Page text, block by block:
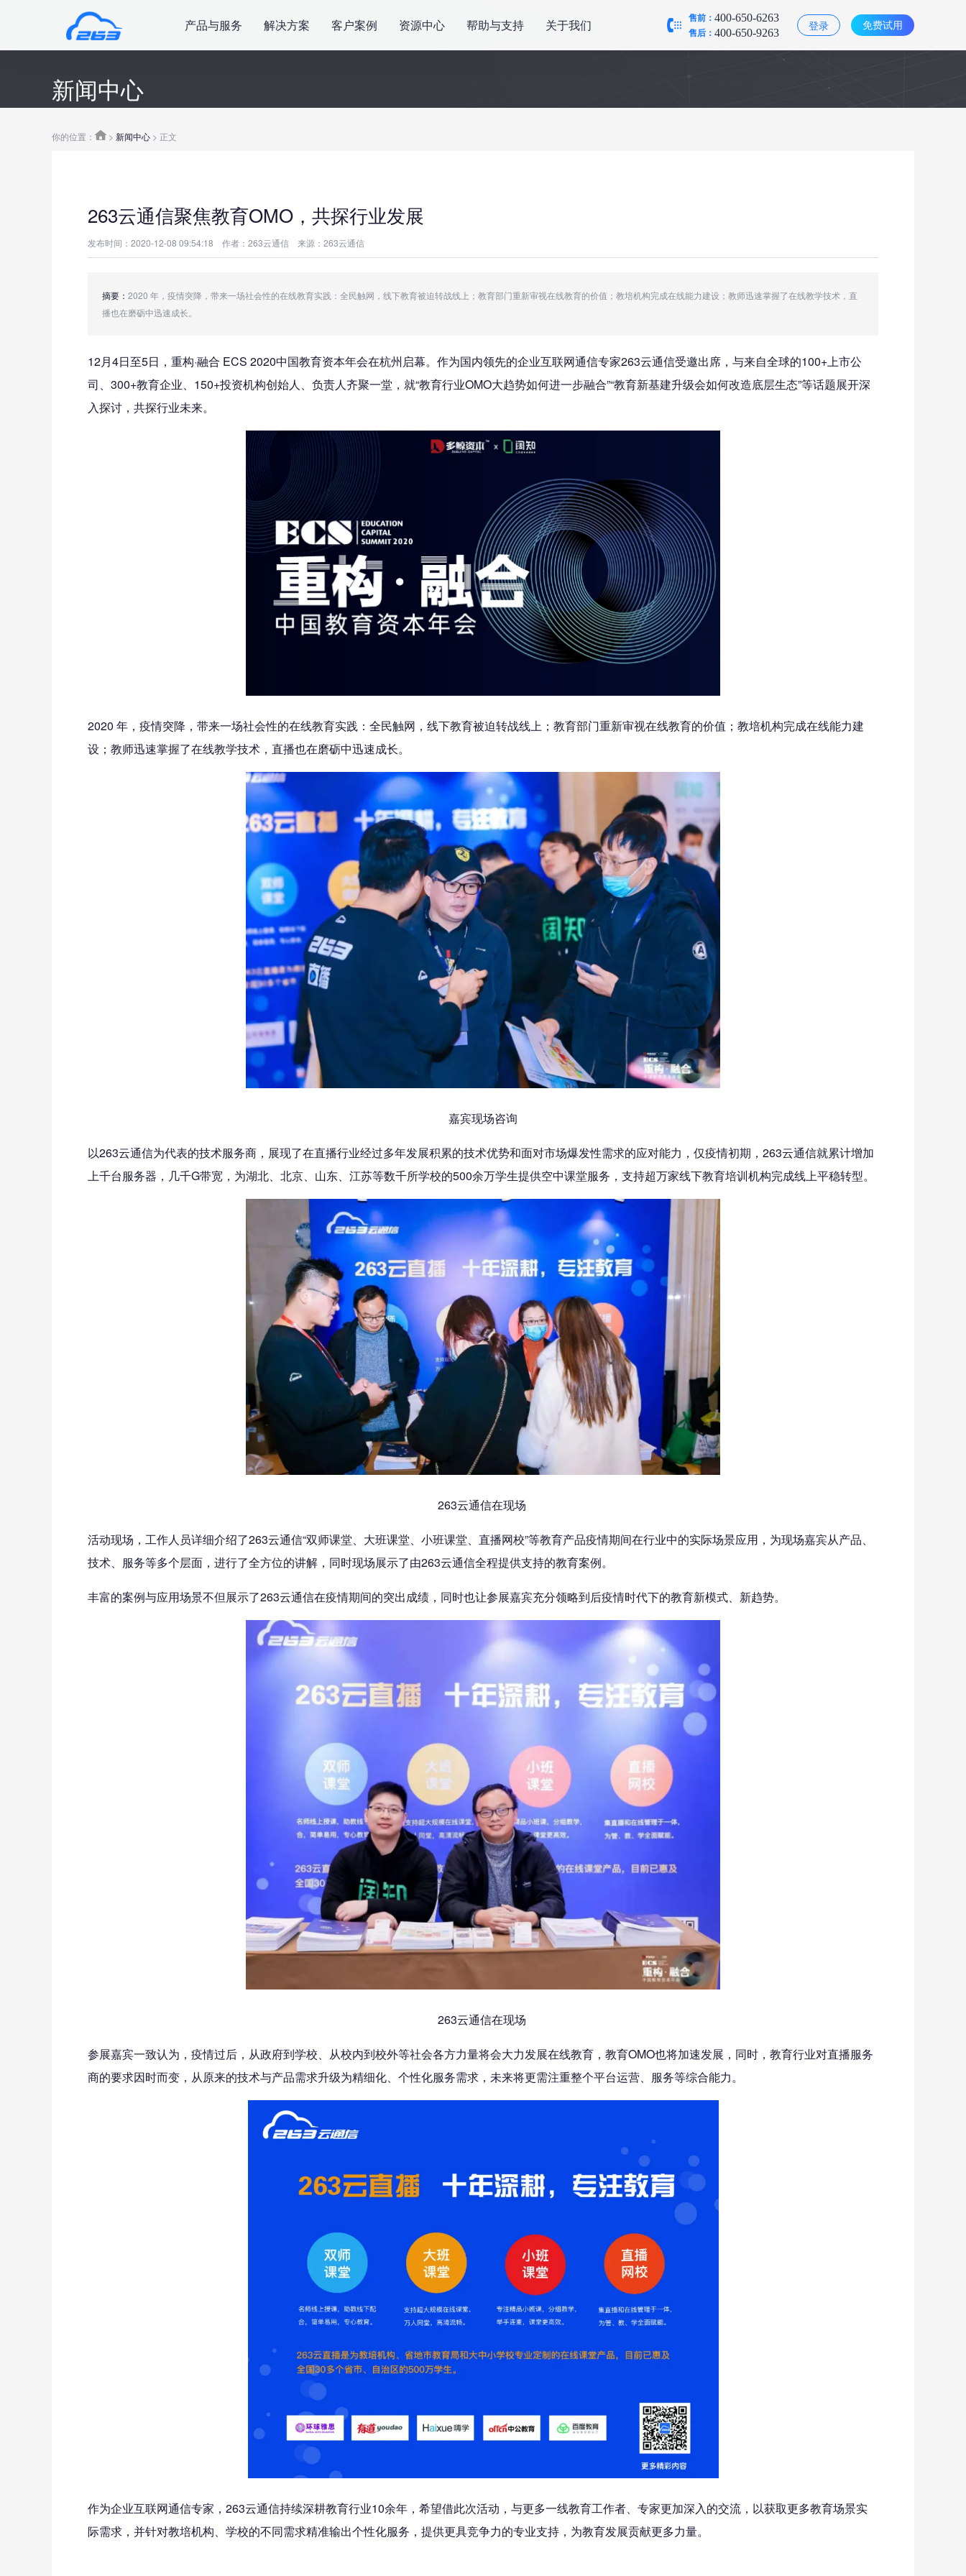
产品与服务 解决方案 客户案例 资源中心 帮助与支持 关于我们 售前： 400-650-6263
售后： 400-650-9263
免费试用
登录
你的位置： >新闻中心 > 正文
新闻中心
263云通信聚焦教育OMO，共探行业发展
发布时间：2020-12-08 09:54:18 作者：263云通信 来源：263云通信
摘要： 2020 年，疫情突降，带来一场社会性的在线教育实践：全民触网，线下教育被迫转战线上；教育部门重新审视在线教育的价值；教培机构完成在线能力建设；教师迅速掌握了在线教学技术，直
播也在磨砺中迅速成长。
12月4日至5日，重构·融合 ECS 2020中国教育资本年会在杭州启幕。作为国内领先的企业互联网通信专家263云通信受邀出席，与来自全球的100+上市公
司、300+教育企业、150+投资机构创始人、负责人齐聚一堂，就“教育行业OMO大趋势如何进一步融合”“教育新基建升级会如何改造底层生态”等话题展开深
入探讨，共探行业未来。
2020 年，疫情突降，带来一场社会性的在线教育实践：全民触网，线下教育被迫转战线上；教育部门重新审视在线教育的价值；教培机构完成在线能力建
设；教师迅速掌握了在线教学技术，直播也在磨砺中迅速成长。
嘉宾现场咨询
以263云通信为代表的技术服务商，展现了在直播行业经过多年发展积累的技术优势和面对市场爆发性需求的应对能力，仅疫情初期，263云通信就累计增加
上千台服务器，几千G带宽，为湖北、北京、山东、江苏等数千所学校的500余万学生提供空中课堂服务，支持超万家线下教育培训机构完成线上平稳转型。
263云通信在现场
活动现场，工作人员详细介绍了263云通信“双师课堂、大班课堂、小班课堂、直播网校”等教育产品疫情期间在行业中的实际场景应用，为现场嘉宾从产品、
技术、服务等多个层面，进行了全方位的讲解，同时现场展示了由263云通信全程提供支持的教育案例。
丰富的案例与应用场景不但展示了263云通信在疫情期间的突出成绩，同时也让参展嘉宾充分领略到后疫情时代下的教育新模式、新趋势。
263云通信在现场
参展嘉宾一致认为，疫情过后，从政府到学校、从校内到校外等社会各方力量将会大力发展在线教育，教育OMO也将加速发展，同时，教育行业对直播服务
商的要求因时而变，从原来的技术与产品需求升级为精细化、个性化服务需求，未来将更需注重整个平台运营、服务等综合能力。
作为企业互联网通信专家，263云通信持续深耕教育行业10余年，希望借此次活动，与更多一线教育工作者、专家更加深入的交流，以获取更多教育场景实
际需求，并针对教培机构、学校的不同需求精准输出个性化服务，提供更具竞争力的专业支持，为教育发展贡献更多力量。